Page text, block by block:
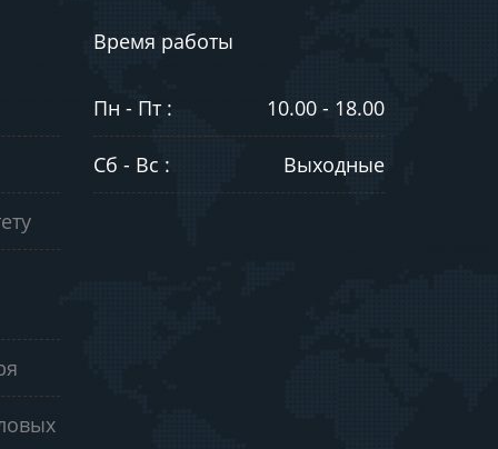
Время работы
Пн - Пт : 10.00 - 18.00
Сб - Вс : Выходные